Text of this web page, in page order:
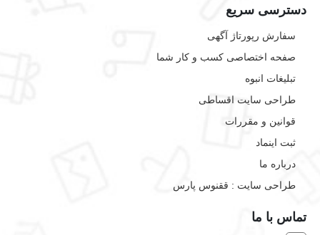
دسترسی سریع
سفارش رپورتاژ آگهی
صفحه اختصاصی کسب و کار شما
تبلیغات انبوه
طراحی سایت اقساطی
قوانین و مقررات
ثبت اینماد
درباره ما
طراحی سایت : ققنوس پارس
تماس با ما